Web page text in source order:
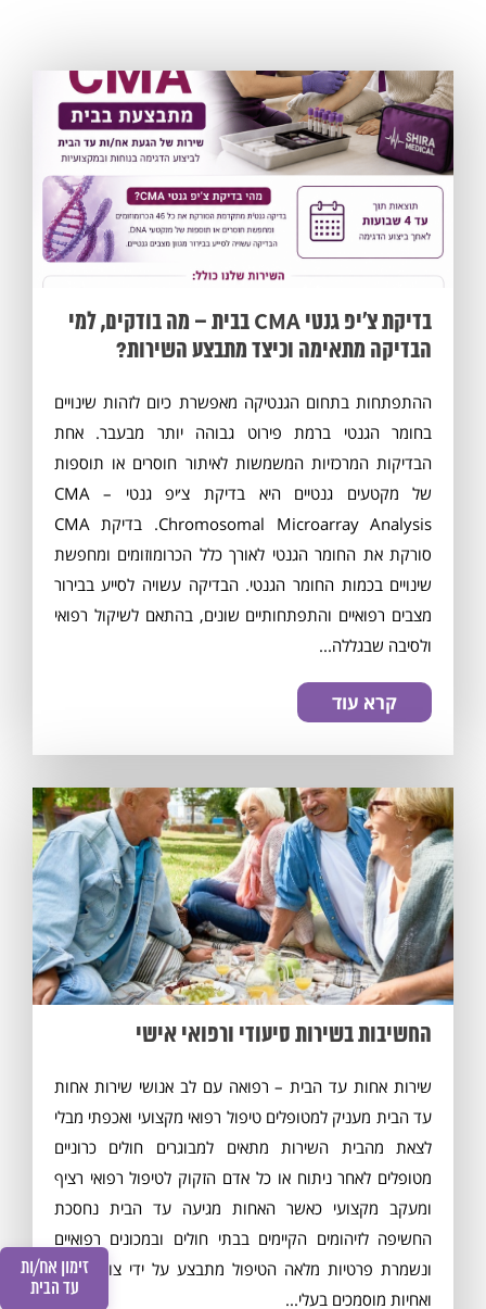
בדיקת צ׳יפ גנטי CMA בבית – מה בודקים, למי
הבדיקה מתאימה וכיצד מתבצע השירות?
ההתפתחות בתחום הגנטיקה מאפשרת כיום לזהות שינויים
בחומר הגנטי ברמת פירוט גבוהה יותר מבעבר. אחת
הבדיקות המרכזיות המשמשות לאיתור חוסרים או תוספות
של מקטעים גנטיים היא בדיקת צ׳יפ גנטי CMA –
Chromosomal Microarray Analysis. בדיקת CMA
סורקת את החומר הגנטי לאורך כלל הכרומוזומים ומחפשת
שינויים בכמות החומר הגנטי. הבדיקה עשויה לסייע בבירור
מצבים רפואיים והתפתחותיים שונים, בהתאם לשיקול רפואי
ולסיבה שבגללה...
קרא עוד
החשיבות בשירות סיעודי ורפואי אישי
שירות אחות עד הבית – רפואה עם לב אנושי שירות אחות
עד הבית מעניק למטופלים טיפול רפואי מקצועי ואכפתי מבלי
לצאת מהבית השירות מתאים למבוגרים חולים כרוניים
מטופלים לאחר ניתוח או כל אדם הזקוק לטיפול רפואי רציף
ומעקב מקצועי כאשר האחות מגיעה עד הבית נחסכת
החשיפה לזיהומים הקיימים בבתי חולים ובמכונים רפואיים
ונשמרת פרטיות מלאה הטיפול מתבצע על ידי צוות אחים
ואחיות מוסמכים בעלי...
זימון אח/ות
עד הבית
מסכים/ה לתנאי התקנון